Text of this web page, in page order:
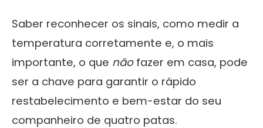
Saber reconhecer os sinais, como medir a
temperatura corretamente e, o mais
importante, o que nãofazer em casa, pode
ser a chave para garantir o rápido
restabelecimento e bem-estar do seu
companheiro de quatro patas.